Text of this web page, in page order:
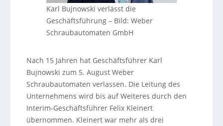
Karl Bujnowski verlässt die
Geschäftsführung – Bild: Weber
Schraubautomaten GmbH
Nach 15 Jahren hat Geschäftsführer Karl
Bujnowski zum 5. August Weber
Schraubautomaten verlassen. Die Leitung des
Unternehmens wird bis auf Weiteres durch den
Interim-Geschäftsführer Felix Kleinert
übernommen. Kleinert war mehr als drei